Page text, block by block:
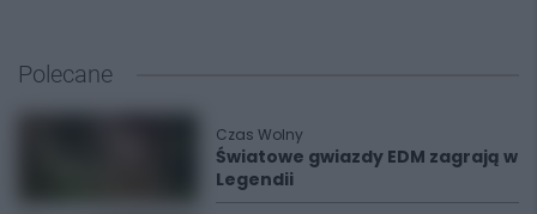
Polecane
Czas Wolny
Światowe gwiazdy EDM zagrają w
Legendii